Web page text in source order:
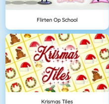
Flirten Op School
Krismas Tiles